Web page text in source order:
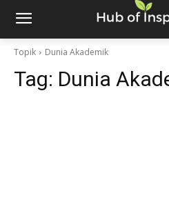
Topik Dunia Akademik
Tag: Dunia